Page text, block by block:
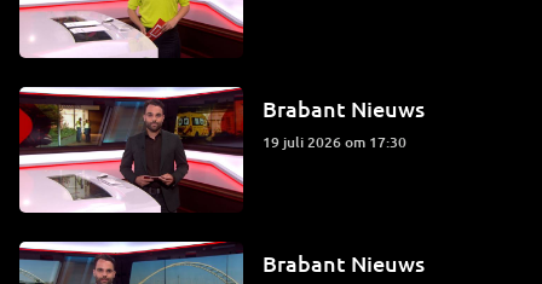
Brabant Nieuws
19 juli 2026 om 17:30
Brabant Nieuws